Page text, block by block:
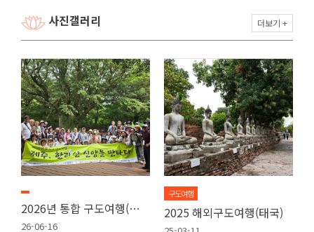
사진갤러리 더보기 +
2026년 통합 구도여행(제주도)
26-06-16
구도여행
2025 해외구도여행(태국)